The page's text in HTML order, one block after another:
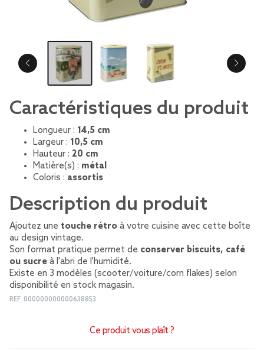
Caractéristiques du produit
Longueur : 14,5 cm
Largeur : 10,5 cm
Hauteur : 20 cm
Matière(s) : métal
Coloris : assortis
Description du produit
Ajoutez une touche rétro à votre cuisine avec cette boîte
au design vintage.
Son format pratique permet de conserver biscuits, café
ou sucre à l'abri de l'humidité.
Existe en 3 modèles (scooter/voiture/corn flakes) selon
disponibilité en stock magasin.
REF. 000000000000638853
Ce produit vous plaît ?